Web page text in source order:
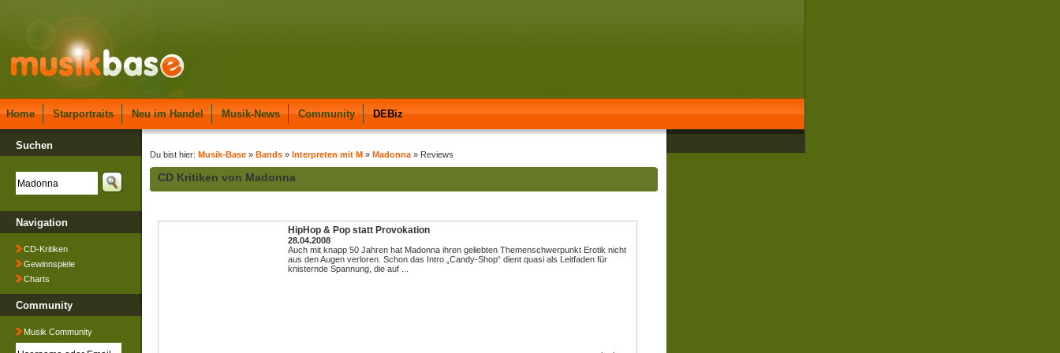
Home Starportraits Neu im Handel Musik-News Community DEBiz
Suchen
Navigation
CD-Kritiken
Gewinnspiele
Charts
Community
Musik Community
Du bist hier: Musik-Base » Bands » Interpreten mit M » Madonna » Reviews
CD Kritiken von Madonna
HipHop & Pop statt Provokation
28.04.2008
Auch mit knapp 50 Jahren hat Madonna ihren geliebten Themenschwerpunkt Erotik nicht
aus den Augen verloren. Schon das Intro „Candy-Shop“ dient quasi als Leitfaden für
knisternde Spannung, die auf ...